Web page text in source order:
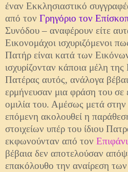
έναν Εκκλησιαστικό
από τον Γρηγόριο τον
Συνόδου – αναφέρουν είτε
Εικονομάχοι ισχυριζόμενοι
Πατήρ είναι κατά των
ισχυρίζονταν κάποια μέλη
Πατέρας αυτός, ανάλογα
ερμήνευσαν μια φράση του σε
ομιλία του. Αμέσως μετά στην
επόμενη ακολουθεί η
στοιχείων υπέρ του ίδιου
εκφωνούνταν από τον
βέβαια δεν αποτελούσαν
επακόλουθο την αναίρεση